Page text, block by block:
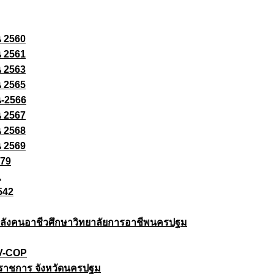
2560
2561
2563
2565
2566
2567
2568
2569
งคนอาชีวศึกษาวิทยาลัยการอาชีพนครปฐม
COP
าชการ จังหวัดนครปฐม